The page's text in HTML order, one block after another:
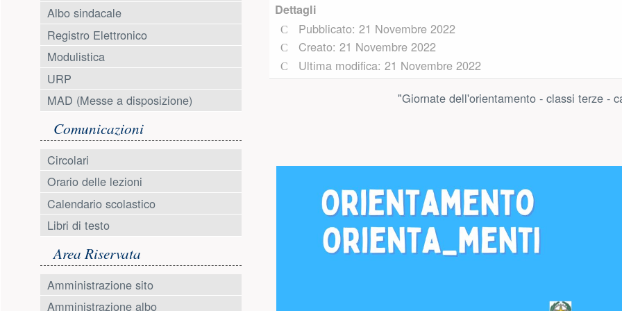
Albo sindacale
Registro Elettronico
Modulistica
URP
MAD (Messe a disposizione)
Comunicazioni
Circolari
Orario delle lezioni
Calendario scolastico
Libri di testo
Area Riservata
Amministrazione sito
Amministrazione albo
Dettagli
Pubblicato: 21 Novembre 2022
Creato: 21 Novembre 2022
Ultima modifica: 21 Novembre 2022
"Giornate dell'orientamento - classi terze -